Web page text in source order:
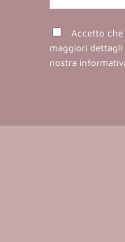
Accetto
maggiori
nostra